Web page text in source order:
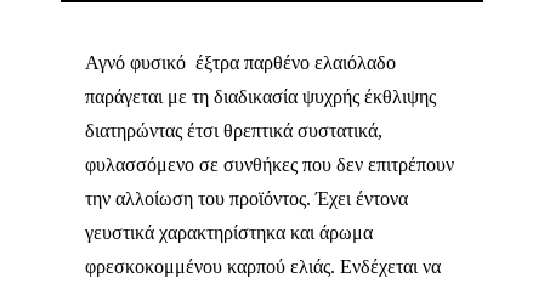
Αγνό φυσικό έξτρα παρθένο ελαιόλαδο
παράγεται με τη διαδικασία ψυχρής έκθλιψης
διατηρώντας έτσι θρεπτικά συστατικά,
φυλασσόμενο σε συνθήκες που δεν επιτρέπουν
την αλλοίωση του προϊόντος. Έχει έντονα
γευστικά χαρακτηρίστηκα και άρωμα
φρεσκοκομμένου καρπού ελιάς. Ενδέχεται να